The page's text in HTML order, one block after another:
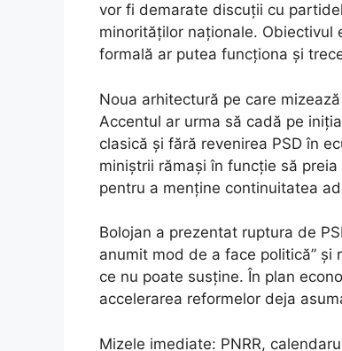
vor fi demarate discuții cu
minorităților naționale.
formală ar putea funcționa și
Noua arhitectură pe care
Accentul ar urma să cadă pe
clasică și fără revenirea PSD în
miniștrii rămași în funcție să
pentru a menține continuitatea
Bolojan a prezentat ruptura de
anumit mod de a face politică” și
ce nu poate susține. În plan
accelerarea reformelor deja
Mizele imediate: PNRR,